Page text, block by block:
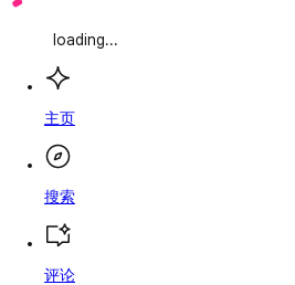
loading...
主页
搜索
评论